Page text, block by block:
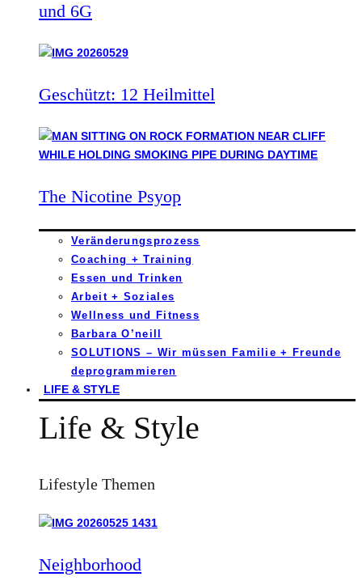
und 6G
Geschützt: 12 Heilmittel
The Nicotine Psyop
Veränderungsprozess
Coaching + Training
Essen und Trinken
Arbeit + Soziales
Wellness und Fitness
Barbara O’neill
SOLUTIONS – Wir müssen Familie + Freunde
deprogrammieren
LIFE & STYLE
Life & Style
Lifestyle Themen
Neighborhood